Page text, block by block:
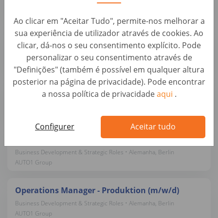
Ao clicar em "Aceitar Tudo", permite-nos melhorar a
sua experiência de utilizador através de cookies. Ao
clicar, dá-nos o seu consentimento explícito. Pode
personalizar o seu consentimento através de
"Definições" (também é possível em qualquer altura
posterior na página de privacidade). Pode encontrar
a nossa política de privacidadeaqui .
Configurer Aceitar tudo
Praktikum Business Development (d/m/w)
Business Development & Strategic Roles • Alemanha, Berlin
AUTO1 Group
SVP Marketing (f/m/x)
Business Development & Strategic Roles • Alemanha, Berlin
Sales Project Manager (f/m/x)
Business Development & Strategic Roles • Alemanha, Berlin
AUTO1 Group
Operations Manager - Produktion (m/w/d)
Business Development & Strategic Roles • Alemanha, Berlin
AUTO1 Group